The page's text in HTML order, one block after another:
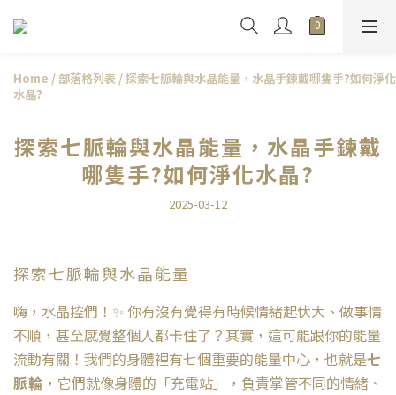
Home / 部落格列表 /探索七脈輪與水晶能量，水晶手鍊戴哪隻手?如何淨化
水晶?
探索七脈輪與水晶能量，水晶手鍊戴
哪隻手?如何淨化水晶?
2025-03-12
探索七脈輪與水晶能量
嗨，水晶控們！✨ 你有沒有覺得有時候情緒起伏大、做事情
不順，甚至感覺整個人都卡住了？其實，這可能跟你的能量
流動有關！我們的身體裡有七個重要的能量中心，也就是七
脈輪 ，它們就像身體的「充電站」，負責掌管不同的情緒、